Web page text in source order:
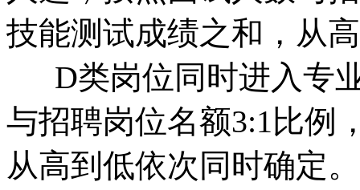
技能测试成绩之和，从
D类岗位同时进入专
与招聘岗位名额3:1比例
从高到低依次同时确定。